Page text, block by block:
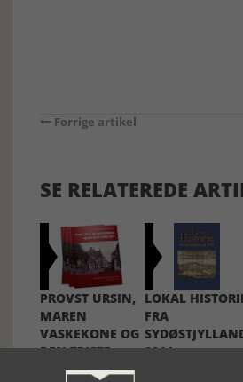
Forrige artikel
SE RELATEREDE
PROVST URSIN,
MAREN
VASKEKONE OG
DEN TRISTE
TOLDBETJENT
LOKAL
FRA
2014